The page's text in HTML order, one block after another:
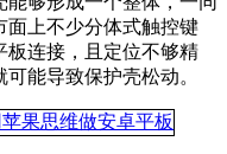
面上不少分体式触控键
板连接，且定位不够精
能导致保护壳松动。